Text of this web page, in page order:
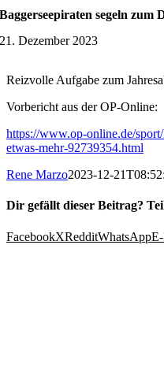
Baggerseepiraten segeln zum
21. Dezember 2023
Reizvolle Aufgabe zum
Vorbericht aus der OP-Online:
https://www.op-online.de/
etwas-mehr-92739354.html
Rene Marzo2023-12-
Dir gefällt dieser Beitrag?
FacebookXRedditWhatsApp